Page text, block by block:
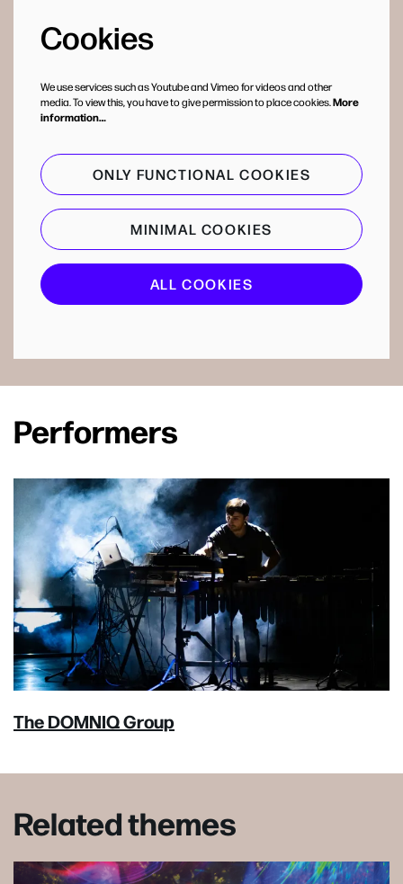
Cookies
We use services such as Youtube and Vimeo for videos and other
media. To view this, you have to give permission to place cookies.More
information…
ONLY FUNCTIONAL COOKIES
MINIMAL COOKIES
ALL COOKIES
Performers
The DOMNIQ Group
Related themes